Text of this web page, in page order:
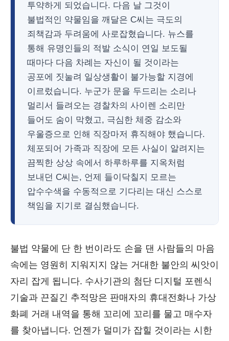
투약하게 되었습니다. 다음 날 그것이
불법적인 약물임을 깨달은 C씨는 극도의
죄책감과 두려움에 사로잡혔습니다. 뉴스를
통해 유명인들의 적발 소식이 연일 보도될
때마다 다음 차례는 자신이 될 것이라는
공포에 짓눌려 일상생활이 불가능할 지경에
이르렀습니다. 누군가 문을 두드리는 소리나
멀리서 들려오는 경찰차의 사이렌 소리만
들어도 숨이 막혔고, 극심한 체중 감소와
우울증으로 인해 직장마저 휴직해야 했습니다.
체포되어 가족과 직장에 모든 사실이 알려지는
끔찍한 상상 속에서 하루하루를 지옥처럼
보내던 C씨는, 언제 들이닥칠지 모르는
압수수색을 수동적으로 기다리는 대신 스스로
책임을 지기로 결심했습니다.
불법 약물에 단 한 번이라도 손을 댄 사람들의 마음
속에는 영원히 지워지지 않는 거대한 불안의 씨앗이
자리 잡게 됩니다. 수사기관의 첨단 디지털 포렌식
기술과 끈질긴 추적망은 판매자의 휴대전화나 가상
화폐 거래 내역을 통해 꼬리에 꼬리를 물고 매수자
를 찾아냅니다. 언젠가 덜미가 잡힐 것이라는 시한